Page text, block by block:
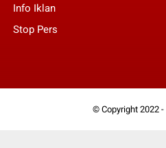
Info Iklan
Stop Pers
© Copyright 2022 -